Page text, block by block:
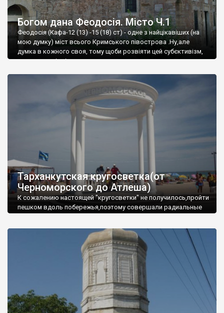
Богом дана Феодосія. Місто Ч.1
Феодосія (Кафа-12 (13) -15 (18) ст) - одне з найцікавіших (на
мою думку) міст всього Кримського півострова .Ну,але
думка в кожного своя, тому щоби розвіяти цей субєктивізм,
запрошую відвідати це
Тарханкутская кругосветка(от
Черноморского до Атлеша)
К сожалению настоящей "кругосветки" не получилось,пройти
пешком вдоль побережья,поэтому совершали радиальные